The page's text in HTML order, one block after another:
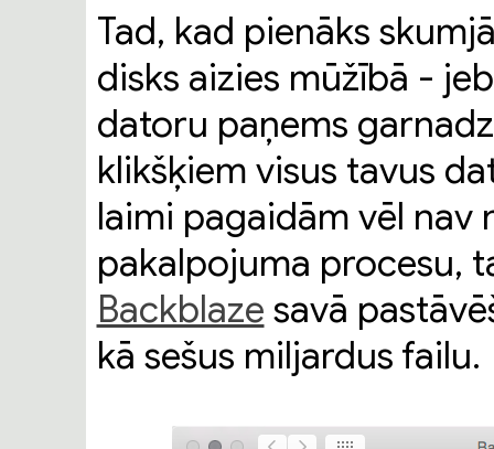
Tad, kad pienāks
disks aizies mūžībā -
datoru paņems
klikšķiem visus tavus
laimi pagaidām vēl nav
pakalpojuma procesu,
Backblaze savā
kā sešus miljardus failu.